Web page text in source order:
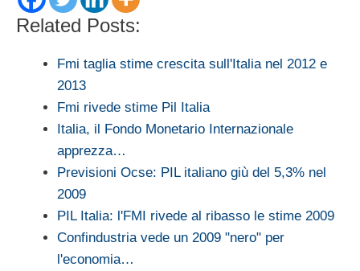
Related Posts:
Fmi taglia stime crescita sull'Italia nel 2012 e
2013
Fmi rivede stime Pil Italia
Italia, il Fondo Monetario Internazionale
apprezza…
Previsioni Ocse: PIL italiano giù del 5,3% nel
2009
PIL Italia: l'FMI rivede al ribasso le stime 2009
Confindustria vede un 2009 "nero" per
l'economia…